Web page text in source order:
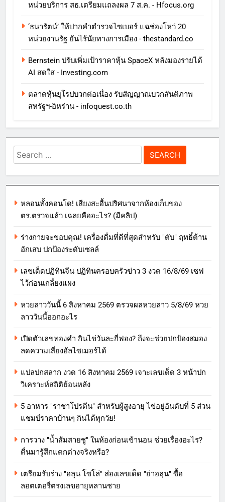
หน่วยบริการ สธ.เตรียมแถลงผล 7 ส.ค. - Hfocus.org
‘ธนารัตน์’ ให้ปากคำตำรวจไซเบอร์ แฉช่องโหว่ 20
หน่วยงานรัฐ ยันไร้นัยทางการเมือง - thestandard.co
Bernstein ปรับเพิ่มเป้าราคาหุ้น SpaceX หลังมองรายได้
AI สดใส - Investing.com
ตลาดหุ้นยุโรปบวกต่อเนื่อง รับสัญญาณบวกสันติภาพ
สหรัฐฯ-อิหร่าน - infoquest.co.th
Search
for:
หลอนทั้งคอนโด! เสียงสะอื้นปริศนาจากห้องเก็บของ
ตร.ตรวจแล้ว เฉลยคืออะไร? (มีคลิป)
ร่างกายจะขอบคุณ! เครื่องดื่มที่ดีที่สุดสำหรับ "ตับ" ฤทธิ์ต้าน
อักเสบ ปกป้องระดับเซลล์
เลขเด็ดปฏิทินจีน ปฏิทินครอบครัวข่าว 3 งวด 16/8/69 เซฟ
ไว้ก่อนเกลี้ยงแผง
หวยลาววันนี้ 6 สิงหาคม 2569 ตรวจผลหวยลาว 5/8/69 หวย
ลาววันนี้ออกอะไร
เปิดตัวเลขทองคำ กินไข่วันละกี่ฟอง? ถึงจะช่วยปกป้องสมอง
ลดความเสี่ยงอัลไซเมอร์ได้
แปลปกสลาก งวด 16 สิงหาคม 2569 เจาะเลขเด็ด 3 หน้าปก
วิเคราะห์สถิติย้อนหลัง
5 อาหาร "ราชาโปรตีน" สำหรับผู้สูงอายุ ไข่อยู่อันดับที่ 5 ส่วน
แชมป์ราคาบ้านๆ กินได้ทุกวัย!
การวาง "น้ำส้มสายชู" ในห้องก่อนเข้านอน ช่วยเรื่องอะไร?
ตื่นมารู้สึกแตกต่างจริงหรือ?
เตรียมรับร่าง "ฮลุน โซโล่" ส่องเลขเด็ด "ย่าฮลุน" ซื้อ
ลอตเตอรี่ตรงเลขอายุหลานชาย